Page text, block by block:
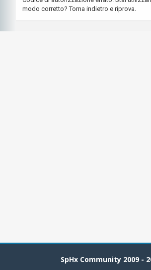
modo corretto? Torna indietro e riprova.
SpHx Community 2009 -